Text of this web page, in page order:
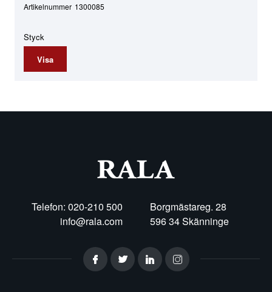
Artikelnummer 1300085
Styck
Visa
Telefon: 020-210 500
info@rala.com
Borgmästareg. 28
596 34 Skänninge